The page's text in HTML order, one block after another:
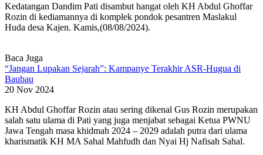
Kedatangan Dandim Pati disambut hangat oleh KH Abdul Ghoffar
Rozin di kediamannya di komplek pondok pesantren Maslakul
Huda desa Kajen. Kamis,(08/08/2024).
Baca Juga
“Jangan Lupakan Sejarah”: Kampanye Terakhir ASR-Hugua di
Baubau
20 Nov 2024
KH Abdul Ghoffar Rozin atau sering dikenal Gus Rozin merupakan
salah satu ulama di Pati yang juga menjabat sebagai Ketua PWNU
Jawa Tengah masa khidmah 2024 – 2029 adalah putra dari ulama
kharismatik KH MA Sahal Mahfudh dan Nyai Hj Nafisah Sahal.